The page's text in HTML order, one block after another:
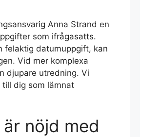
Anna Strand en
som ifrågasatts.
felaktig datumuppgift, kan
Vid mer komplexa
djupare utredning. Vi
dig som lämnat
nöjd med